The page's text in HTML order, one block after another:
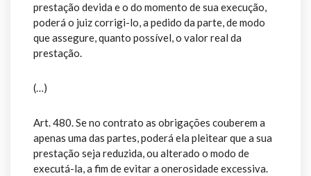
prestação devida e o do momento de sua execução,
poderá o juiz corrigi-lo, a pedido da parte, de modo
que assegure, quanto possível, o valor real da
prestação.
(…)
Art. 480. Se no contrato as obrigações couberem a
apenas uma das partes, poderá ela pleitear que a sua
prestação seja reduzida, ou alterado o modo de
executá-la, a fim de evitar a onerosidade excessiva.